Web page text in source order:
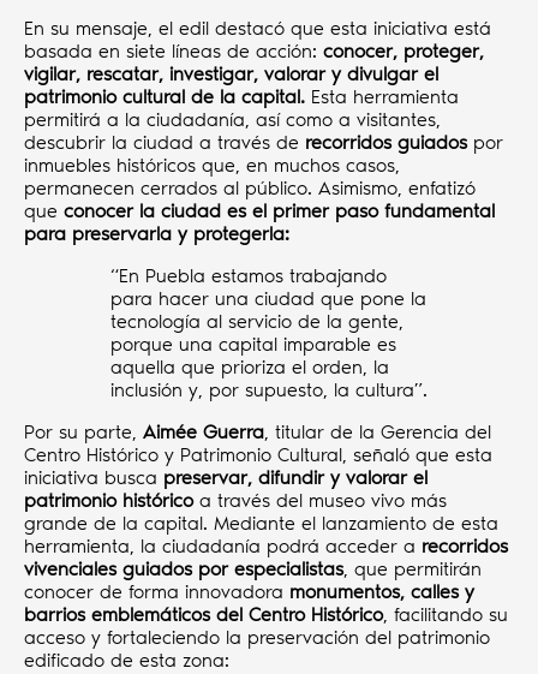
En su mensaje, el edil destacó que esta iniciativa está
basada en siete líneas de acción: conocer, proteger,
vigilar, rescatar, investigar, valorar y divulgar el
patrimonio cultural de la capital. Esta herramienta
permitirá a la ciudadanía, así como a visitantes,
descubrir la ciudad a través de recorridos guiadospor
inmuebles históricos que, en muchos casos,
permanecen cerrados al público. Asimismo, enfatizó
que conocer la ciudad es el primer paso fundamental
para preservarla y protegerla:
“En Puebla estamos trabajando
para hacer una ciudad que pone la
tecnología al servicio de la gente,
porque una capital imparable es
aquella que prioriza el orden, la
inclusión y, por supuesto, la cultura”.
Por su parte, Aimée Guerra, titular de la Gerencia del
Centro Histórico y Patrimonio Cultural, señaló que esta
iniciativa busca preservar, difundir y valorar el
patrimonio histórico a través del museo vivo más
grande de la capital. Mediante el lanzamiento de esta
herramienta, la ciudadanía podrá acceder a recorridos
vivenciales guiados por especialistas, que permitirán
conocer de forma innovadora monumentos, calles y
barrios emblemáticos del Centro Histórico, facilitando su
acceso y fortaleciendo la preservación del patrimonio
edificado de esta zona: